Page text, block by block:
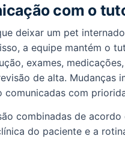
com o
deixar um pet
a equipe mantém o
exames,
de alta. Mudanças
comunicadas com
combinadas de acordo
do paciente e a